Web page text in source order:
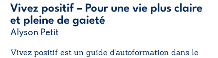
Vivez positif – Pour une vie plus claire
et pleine de gaieté
Alyson Petit
Vivez positif est un guide d’autoformation dans le